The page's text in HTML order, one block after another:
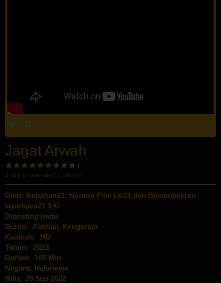
Jagat Arwah
3 voting, rata-rata 7.0 dari 10
Oleh: Rebahan21: Nonton Film LK21 dan Bioskopkeren
layarkaca21 XXI
Diposting pada:
Genre:
Fantasi, Kengerian
Kualitas:
HD
Tahun:
2022
Durasi:
107 Min
Negara: Indonesia
Rilis: 29 Sep 2022